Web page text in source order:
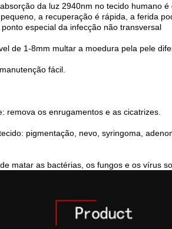
da luz 2940nm no tecido humano
a recuperação é rápida, a ferida
especial da infecção não transversal
de 1-8mm multar a moedura pela pele
fácil.
remova os enrugamentos e as cicatrizes.
pigmentação, nevo, syringoma,
matar as bactérias, os fungos e os vírus